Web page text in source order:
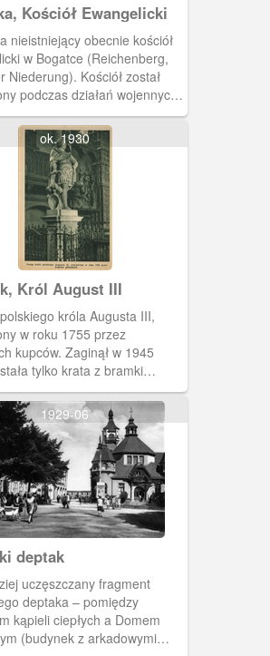
Kościół Ewangelicki
nieistniejący obecnie kościół
w Bogatce (Reichenberg,
Niederung). Kościół został
podczas działań wojennych
Kartka pochodzi z
pocztówkowego na rok
im Bild"
ok. 1930
Król August III
króla Augusta III,
w roku 1755 przez
kupców. Zaginął w 1945
tylko krata z bramki
posąg. Na pocztówce pomnik
we wnętrzu Dworu Artusa.
stronie widoczny fragment
1929-06
deptak
uczęszczany fragment
deptaka – pomiędzy
kąpieli ciepłych a Domem
(budynek z arkadowymi